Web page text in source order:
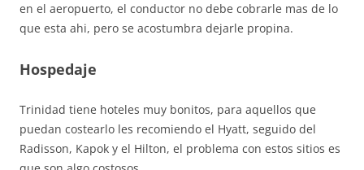
en el aeropuerto, el conductor no debe cobrarle mas de lo
que esta ahi, pero se acostumbra dejarle propina.
Hospedaje
Trinidad tiene hoteles muy bonitos, para aquellos que
puedan costearlo les recomiendo el Hyatt, seguido del
Radisson, Kapok y el Hilton, el problema con estos sitios es